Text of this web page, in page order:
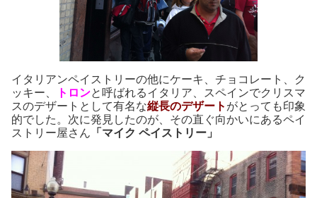
イタリアンペイストリーの他にケーキ、チョコレート、ク
ッキー、
トロンと呼ばれるイタリア、スペインでクリスマ
スのデザートとして有名な縦長のデザート がとっても印象
的でした。次に発見したのが、その直ぐ向かいにあるペイ
ストリー屋さん 「マイク ペイストリー」